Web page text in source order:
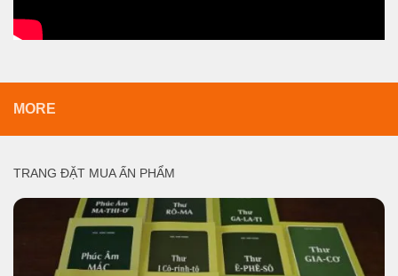
MORE
TRANG ĐẶT MUA ẤN PHẨM